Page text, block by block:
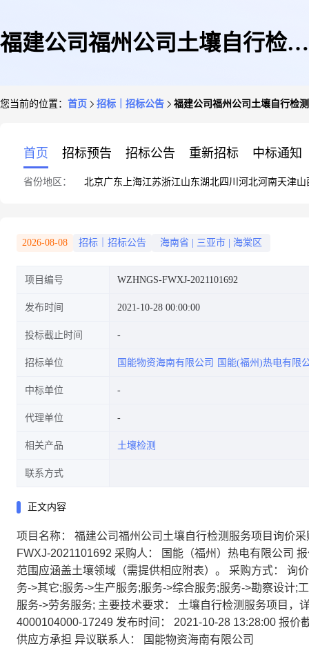
福建公司福州公司土壤自行检测
您当前的位置： 首页 招标｜招标公告 福建公司福州公司土壤自行检
首页 招标预告 招标公告 重新招标 中标通知
省份地区： 北京广东 上海江苏浙江山东湖北四川 河北河南天津山
2026-08-08 招标｜招标公告 海南省 三亚市 海棠区
项目编号 WZHNGS-FWXJ-2021101692
发布时间 2021-10-28 00:00:00
投标截止时间
招标单位 国能物资海南有限公司 国能(福州)热电有限
中标单位
代理单位
相关产品 土壤检测
联系方式
正文内容
项目名称：
福建公司福州公司土壤自行检测服务项目询价采
FWXJ-2021101692 采购人： 国能（福州）热电有限公司
范围应涵盖土壤领域（需提供相应附表）。
采购方式：
询
务->其它;服务->生产服务;服务->综合服务;服务->勘察设计;
服务->劳务服务; 主要技术要求：
土壤自行检测服务项目，
4000104000-17249 发布时间： 2021-10-28 13:28:00 报价
供应方承担 异议联系人：
国能物资海南有限公司